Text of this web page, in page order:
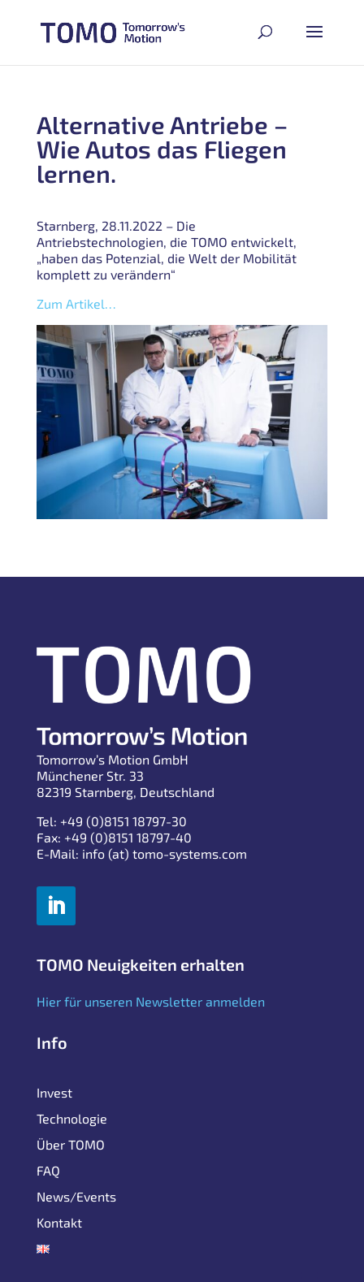
Alternative Antriebe –
Wie Autos das Fliegen
lernen.
Starnberg, 28.11.2022 – Die
Antriebstechnologien, die TOMO entwickelt,
„haben das Potenzial, die Welt der Mobilität
komplett zu verändern“
Zum Artikel…
Tomorrow’s Motion GmbH
Münchener Str. 33
82319 Starnberg, Deutschland
Tel: +49 (0)8151 18797-30
Fax: +49 (0)8151 18797-40
E-Mail: info (at) tomo-systems.com
TOMO Neuigkeiten erhalten
Hier für unseren Newsletter anmelden
Info
Invest
Technologie
Über TOMO
FAQ
News/Events
Kontakt